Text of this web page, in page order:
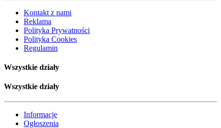
Kontakt z nami
Reklama
Polityka Prywatności
Polityka Cookies
Regulamin
Wszystkie działy
Wszystkie działy
Informacje
Ogłoszenia